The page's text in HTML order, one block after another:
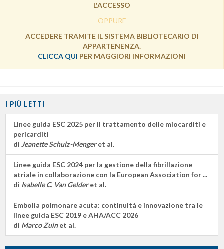
L'ACCESSO
OPPURE
ACCEDERE TRAMITE IL SISTEMA BIBLIOTECARIO DI
APPARTENENZA.
CLICCA QUI PER MAGGIORI INFORMAZIONI
I PIÙ LETTI
Linee guida ESC 2025 per il trattamento delle miocarditi e
pericarditi
di Jeanette Schulz-Mengeret al.
Linee guida ESC 2024 per la gestione della fibrillazione
atriale in collaborazione con la European Association for ...
di Isabelle C. Van Gelderet al.
Embolia polmonare acuta: continuità e innovazione tra le
linee guida ESC 2019 e AHA/ACC 2026
di Marco Zuinet al.